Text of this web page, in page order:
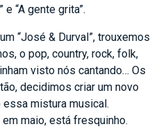
e “A gente grita”.
“José & Durval”, trouxemos
o pop, country, rock, folk,
visto nós cantando… Os
decidimos criar um novo
mistura musical.
maio, está fresquinho.